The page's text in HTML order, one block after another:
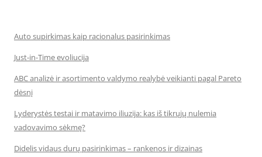
Auto supirkimas kaip racionalus pasirinkimas
Just-in-Time evoliucija
ABC analizė ir asortimento valdymo realybė veikianti pagal Pareto
dėsnį
Lyderystės testai ir matavimo iliuzija: kas iš tikrųjų nulemia
vadovavimo sėkmę?
Didelis vidaus durų pasirinkimas – rankenos ir dizainas